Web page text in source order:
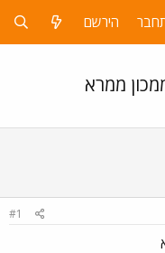
הירשם
ממרא
#1